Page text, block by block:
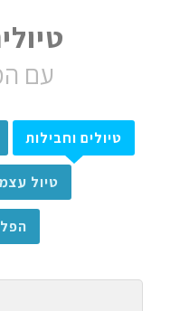
עם
טיולים וחבילות
טיול